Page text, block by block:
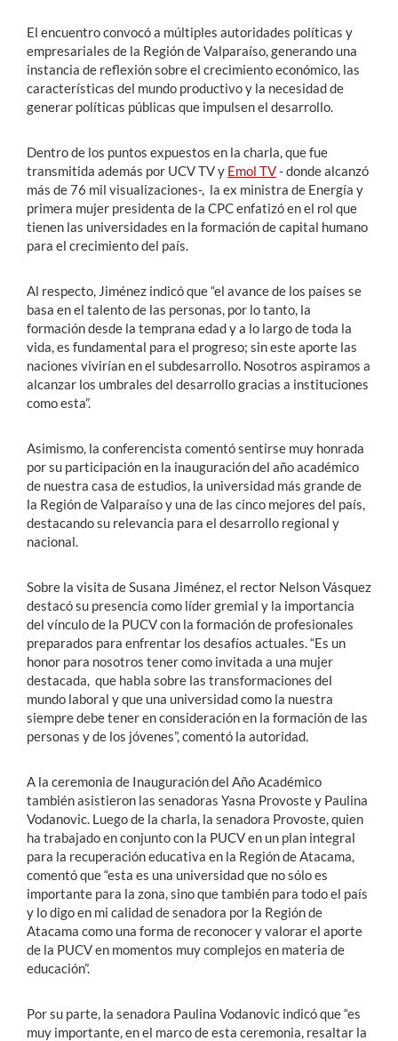
El encuentro convocó a múltiples autoridades políticas y
empresariales de la Región de Valparaíso, generando una
instancia de reflexión sobre el crecimiento económico, las
características del mundo productivo y la necesidad de
generar políticas públicas que impulsen el desarrollo.
Dentro de los puntos expuestos en la charla, que fue
transmitida además por UCV TV y Emol TV- donde alcanzó
más de 76 mil visualizaciones-, la ex ministra de Energía y
primera mujer presidenta de la CPC enfatizó en el rol que
tienen las universidades en la formación de capital humano
para el crecimiento del país.
Al respecto, Jiménez indicó que “el avance de los países se
basa en el talento de las personas, por lo tanto, la
formación desde la temprana edad y a lo largo de toda la
vida, es fundamental para el progreso; sin este aporte las
naciones vivirían en el subdesarrollo. Nosotros aspiramos a
alcanzar los umbrales del desarrollo gracias a instituciones
como esta”.
Asimismo, la conferencista comentó sentirse muy honrada
por su participación en la inauguración del año académico
de nuestra casa de estudios, la universidad más grande de
la Región de Valparaíso y una de las cinco mejores del país,
destacando su relevancia para el desarrollo regional y
nacional.
Sobre la visita de Susana Jiménez, el rector Nelson Vásquez
destacó su presencia como líder gremial y la importancia
del vínculo de la PUCV con la formación de profesionales
preparados para enfrentar los desafíos actuales. “Es un
honor para nosotros tener como invitada a una mujer
destacada, que habla sobre las transformaciones del
mundo laboral y que una universidad como la nuestra
siempre debe tener en consideración en la formación de las
personas y de los jóvenes”, comentó la autoridad.
A la ceremonia de Inauguración del Año Académico
también asistieron las senadoras Yasna Provoste y Paulina
Vodanovic. Luego de la charla, la senadora Provoste, quien
ha trabajado en conjunto con la PUCV en un plan integral
para la recuperación educativa en la Región de Atacama,
comentó que “esta es una universidad que no sólo es
importante para la zona, sino que también para todo el país
y lo digo en mi calidad de senadora por la Región de
Atacama como una forma de reconocer y valorar el aporte
de la PUCV en momentos muy complejos en materia de
educación”.
Por su parte, la senadora Paulina Vodanovic indicó que “es
muy importante, en el marco de esta ceremonia, resaltar la